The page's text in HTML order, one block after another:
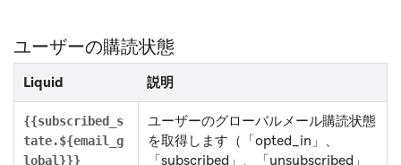
ユーザーの購読状態
Liquid 説明
{{subscribed_s
tate.${email_g
lobal}}}
ユーザーのグローバルメール購読状態
を取得します（「opted_in」、
「subscribed」、「unsubscribed」